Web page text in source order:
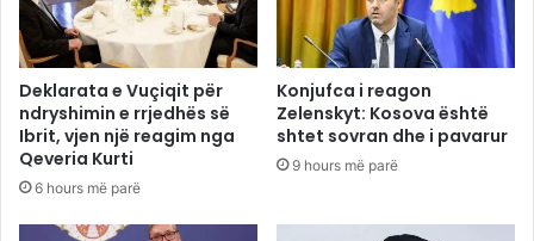
Deklarata e Vuçiqit për
ndryshimin e rrjedhës së
Ibrit, vjen një reagim nga
Qeveria Kurti
6 hours më parë
Konjufca i reagon
Zelenskyt: Kosova është
shtet sovran dhe i pavarur
9 hours më parë